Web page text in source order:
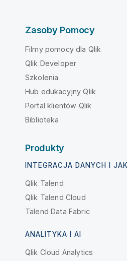
Zasoby Pomocy
Filmy pomocy dla Qlik
Qlik Developer
Szkolenia
Hub edukacyjny Qlik
Portal klientów Qlik
Biblioteka
Produkty
INTEGRACJA DANYCH I
Qlik Talend
Qlik Talend Cloud
Talend Data Fabric
ANALITYKA I AI
Qlik Cloud Analytics